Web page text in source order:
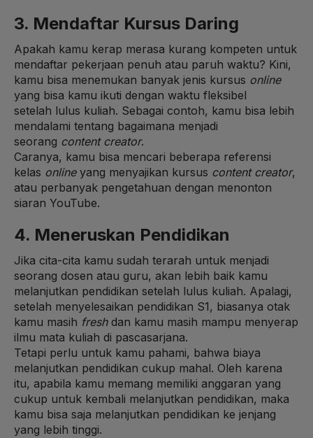
3. Mendaftar Kursus Daring
Apakah kamu kerap merasa kurang kompeten untuk
mendaftar pekerjaan penuh atau paruh waktu? Kini,
kamu bisa menemukan banyak jenis kursus online
yang bisa kamu ikuti dengan waktu fleksibel
setelah lulus kuliah. Sebagai contoh, kamu bisa lebih
mendalami tentang bagaimana menjadi
seorang content creator.
Caranya, kamu bisa mencari beberapa referensi
kelas onlineyang menyajikan kursus content creator,
atau perbanyak pengetahuan dengan menonton
siaran YouTube.
4. Meneruskan Pendidikan
Jika cita-cita kamu sudah terarah untuk menjadi
seorang dosen atau guru, akan lebih baik kamu
melanjutkan pendidikan setelah lulus kuliah. Apalagi,
setelah menyelesaikan pendidikan S1, biasanya otak
kamu masih freshdan kamu masih mampu menyerap
ilmu mata kuliah di pascasarjana.
Tetapi perlu untuk kamu pahami, bahwa biaya
melanjutkan pendidikan cukup mahal. Oleh karena
itu, apabila kamu memang memiliki anggaran yang
cukup untuk kembali melanjutkan pendidikan, maka
kamu bisa saja melanjutkan pendidikan ke jenjang
yang lebih tinggi.